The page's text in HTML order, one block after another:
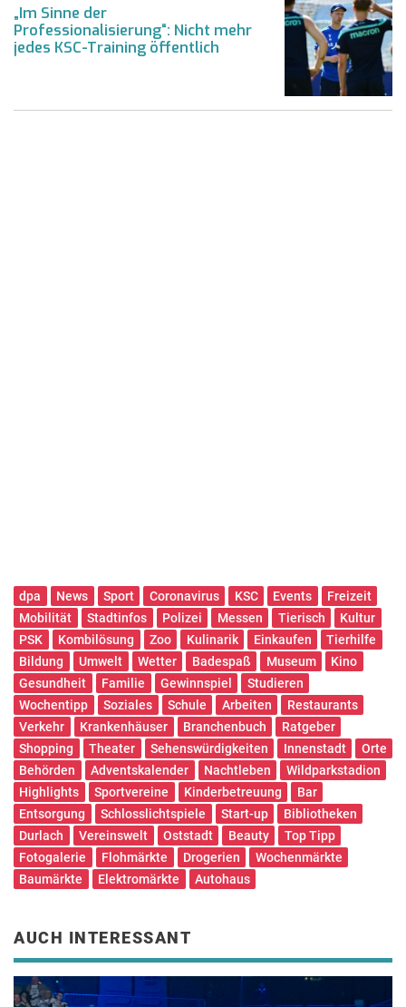
„Im Sinne der
Professionalisierung“: Nicht mehr
jedes KSC-Training öffentlich
dpa News Sport Coronavirus KSC Events
Freizeit
Mobilität
Stadtinfos Polizei Messen Tierisch
Kultur
PSK
Kombilösung Zoo Kulinarik Einkaufen
Tierhilfe
Bildung
Umwelt Wetter Badespaß Museum
Kino
Gesundheit
Familie Gewinnspiel
Studieren
Wochentipp
Soziales Schule Arbeiten
Restaurants
Verkehr
Krankenhäuser Branchenbuch
Ratgeber
Shopping
Theater Sehenswürdigkeiten Innenstadt
Orte
Behörden
Adventskalender Nachtleben
Wildparkstadion
Highlights
Sportvereine Kinderbetreuung
Bar
Entsorgung
Schlosslichtspiele Start-up
Bibliotheken
Durlach
Vereinswelt Oststadt Beauty
Top Tipp
Fotogalerie
Flohmärkte Drogerien
Wochenmärkte
Baumärkte
Elektromärkte Autohaus
AUCH INTERESSANT